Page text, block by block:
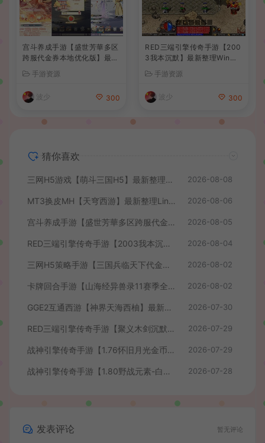
宫斗养成手游【盛世芳華多区
跨服代金券本地优化版】最新
整理单机一键即玩端+Linux
手工服务端+CDK授权后台
+安卓+详细搭建教程
手游资源
波少 300
RED三端引擎传奇手游【200
3我本沉默】最新整理Win系
服务端+安卓苹果PC三端+详
细搭建教程
手游资源
波少 300
猜你喜欢
三网H5游戏【萌斗三国H5】最新整理WIN系服务端+GM后台+详细搭建教程 2026-08-08
MT3换皮MH【天穹西游】最新整理Linux手工服务端+安卓苹果双端+GM后台+详细搭建教程+全套源码+视频教程 2026-08-06
宫斗养成手游【盛世芳華多区跨服代金券本地优化版】最新整理单机一键即玩端+Linux手工服务端+CDK授权后台+安卓+详细搭建教程 2026-08-05
RED三端引擎传奇手游【2003我本沉默】最新整理Win系服务端+安卓苹果PC三端+详细搭建教程 2026-08-04
三网H5策略手游【三国兵临天下代金券内购七合修复版】最新整理单机一键即玩镜像端+Linux手工服务端+管理后台+GM授权后台+简易安卓客户端+详细搭建教程+视频教程 2026-08-02
卡牌回合手游【山海经异兽录11赛季全人物代金券内购版】最新整理WIN系服务端+授权GM后台+管理后台+热更修改工具+安卓+详细搭建教程 2026-08-02
GGE2互通西游【神界天海西柚】最新整理Win系服务端+安卓苹果PC三端+内置GM工具+全套源码+详细搭建教程+视频教程 2026-07-30
RED三端引擎传奇手游【聚义木剑沉默高仿嘟嘟沉默】最新整理Win系服务端+安卓苹果PC三端+详细搭建教程 2026-07-29
战神引擎传奇手游【1.76怀旧月光金币版】最新整理Win系复古服务端+安卓苹果双端+GM授权物品后台+详细搭建教程 2026-07-29
战神引擎传奇手游【1.80野战元素-白猪7.2免授权】最新整理Win系特色服务端+安卓+GM授权物品后台+详细搭建教程 2026-07-28
发表评论 暂无评论